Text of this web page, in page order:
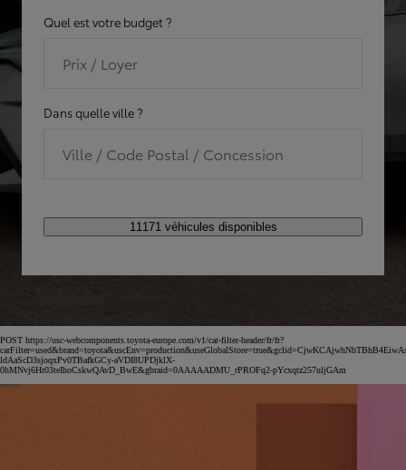
Quel est votre budget ?
Prix / Loyer
Dans quelle ville ?
Ville / Code Postal / Concession
11171 véhicules disponibles
POST https://usc-webcomponents.toyota-europe.com/v1/car-filter-header/fr/fr?
ldAaScD3sjoqxPv0TBafkGCy-aVDI8UPDjklX-
0hMNvj6Hr03teIhoCskwQAvD_BwE&gbraid=0AAAAADMU_rPROFq2-pYcxqtz257uljGAm